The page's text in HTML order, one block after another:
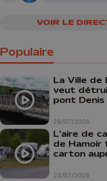
VOIR LE
Populaire
28/07/2026
La Ville de
veut
pont
budget
faire
23/07/2026
L'aire de
de Hamoir
carton